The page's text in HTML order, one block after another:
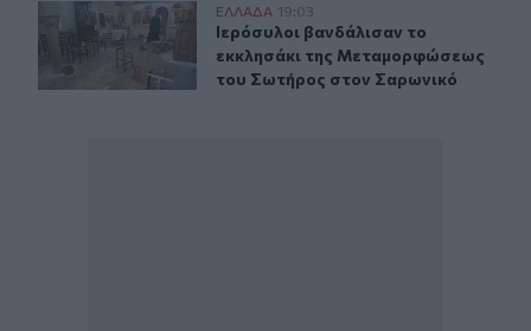
Ιερόσυλοι βανδάλισαν το εκκλησάκι της
ΕΛΛAΔΑ 19:03
Ιερόσυλοι βανδάλισαν το
Ιερόσυλοι βανδάλισαν το
εκκλησάκι της Μεταμορφώσεως
του Σωτήρος στον Σαρωνικό